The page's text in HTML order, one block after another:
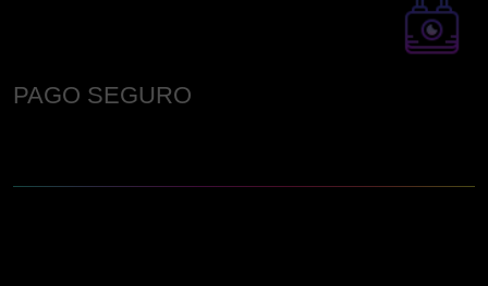
PAGO SEGURO